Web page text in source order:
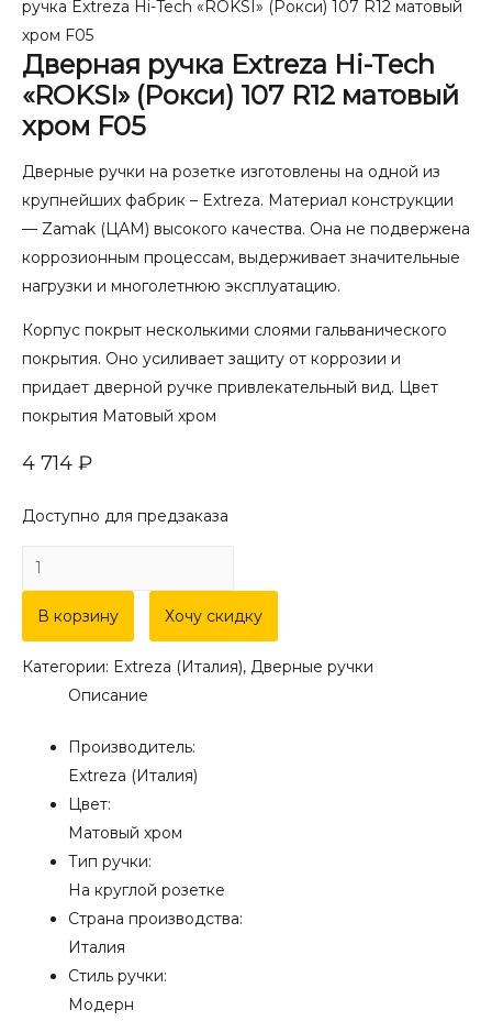
ручка Extreza Hi-Tech «ROKSI» (Рокси) 107 R12 матовый
хром F05
Дверная ручка Extreza Hi-Tech
«ROKSI» (Рокси) 107 R12 матовый
хром F05
Дверные ручки на розетке изготовлены на одной из
крупнейших фабрик – Extreza. Материал конструкции
— Zamak (ЦАМ) высокого качества. Она не подвержена
коррозионным процессам, выдерживает значительные
нагрузки и многолетнюю эксплуатацию.
Корпус покрыт несколькими слоями гальванического
покрытия. Оно усиливает защиту от коррозии и
придает дверной ручке привлекательный вид. Цвет
покрытия Матовый хром
4 714 ₽
Доступно для предзаказа
Количество
товара
Дверная
ручка
Extreza
"ROKSI"
(Рокси)
матовый
В корзину Хочу скидку
Категории: Extreza (Италия), Дверные ручки
Описание
Производитель:
Extreza (Италия)
Цвет:
Матовый хром
Тип ручки:
На круглой розетке
Страна производства:
Италия
Стиль ручки:
Модерн